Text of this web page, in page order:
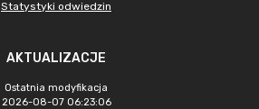
Statystyki odwiedzin
AKTUALIZACJE
Ostatnia modyfikacja
2026-08-07 06:23:06